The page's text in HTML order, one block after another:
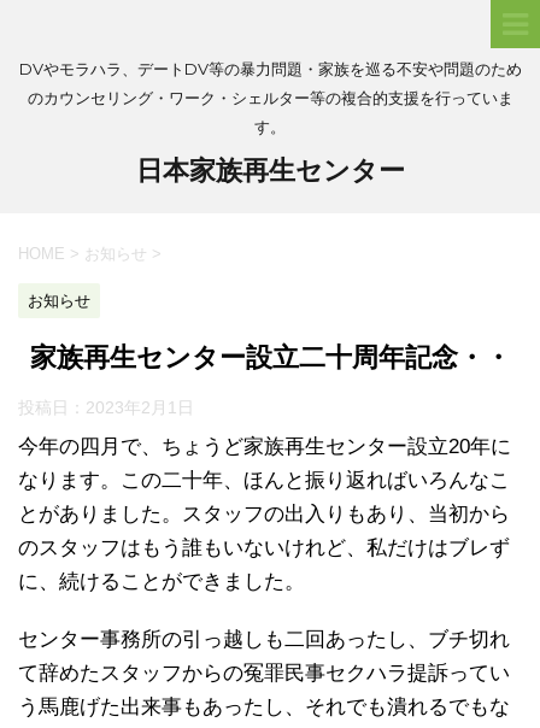
DVやモラハラ、デートDV等の暴力問題・家族を巡る不安や問題のため
のカウンセリング・ワーク・シェルター等の複合的支援を行っていま
す。
日本家族再生センター
HOME > お知らせ >
お知らせ
家族再生センター設立二十周年記念・・
投稿日： 2023年2月1日
今年の四月で、ちょうど家族再生センター設立20年に
なります。この二十年、ほんと振り返ればいろんなこ
とがありました。スタッフの出入りもあり、当初から
のスタッフはもう誰もいないけれど、私だけはブレず
に、続けることができました。
センター事務所の引っ越しも二回あったし、ブチ切れ
て辞めたスタッフからの冤罪民事セクハラ提訴ってい
う馬鹿げた出来事もあったし、それでも潰れるでもな